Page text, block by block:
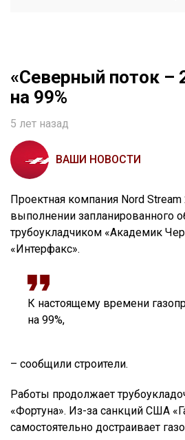
«Северный поток –
на 99%
5 лет назад
ВАШИ НОВОСТИ
Проектная компания Nord
выполнении запланированного
трубоукладчиком «Академик
«Интерфакс».
К настоящему времени
на 99%,
– сообщили строители.
Работы продолжает
«Фортуна». Из-за санкций США
самостоятельно достраивает